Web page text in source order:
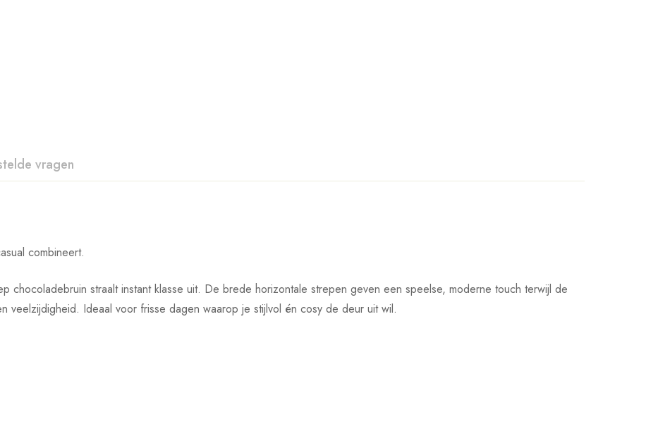
vragen
combineert.
chocoladebruin straalt instant klasse uit. De brede horizontale strepen geven een speelse, moderne touch terwijl de
veelzijdigheid. Ideaal voor frisse dagen waarop je stijlvol én cosy de deur uit wil.